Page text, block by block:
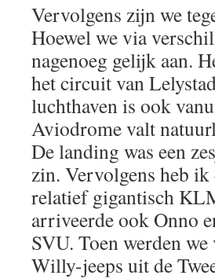
Vervolgens zijn we
Hoewel we via
nagenoeg gelijk aan.
het circuit van
luchthaven is ook
Aviodrome valt
De landing was een
zin. Vervolgens heb ik
relatief gigantisch
arriveerde ook Onno
SVU. Toen werden
Willy-jeeps uit de